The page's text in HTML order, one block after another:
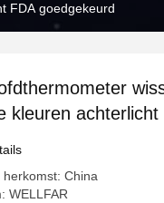
FDA goedgekeurd
kleuren achterlicht
herkomst: China
WELLFAR